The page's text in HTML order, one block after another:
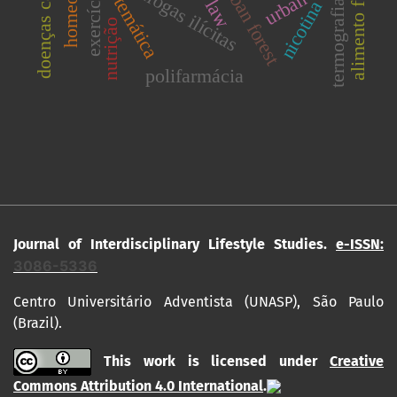
urban foresturban
exercício drogas ilícitas
nutrição
law
polifarmácia
nicotinatermografia
Journal of Interdisciplinary Lifestyle Studies. e-ISSN:
3086-5336
Centro Universitário Adventista (UNASP), São Paulo
(Brazil).
This work is licensed under Creative
Commons Attribution 4.0 International.